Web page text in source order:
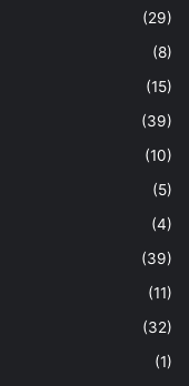
(29)
(8)
(15)
(39)
(10)
(5)
(4)
(39)
(11)
(32)
(1)